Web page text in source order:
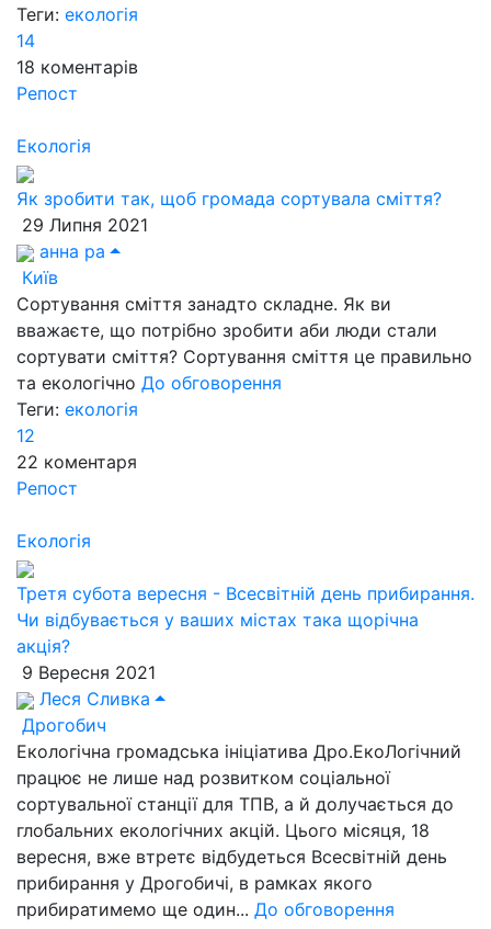
Теги: екологія
14
18 коментарів
Репост
Екологія
Як зробити так, щоб громада сортувала сміття?
29 Липня 2021
анна ра
Київ
Сортування сміття занадто складне. Як ви
вважаєте, що потрібно зробити аби люди стали
сортувати сміття? Сортування сміття це правильно
та екологічно До обговорення
Теги: екологія
12
22 коментаря
Репост
Екологія
Третя субота вересня - Всесвітній день прибирання.
Чи відбувається у ваших містах така щорічна
акція?
9 Вересня 2021
Леся Сливка
Дрогобич
Екологічна громадська ініціатива Дро.ЕкоЛогічний
працює не лише над розвитком соціальної
сортувальної станції для ТПВ, а й долучається до
глобальних екологічних акцій. Цього місяця, 18
вересня, вже втретє відбудеться Всесвітній день
прибирання у Дрогобичі, в рамках якого
прибиратимемо ще один... До обговорення